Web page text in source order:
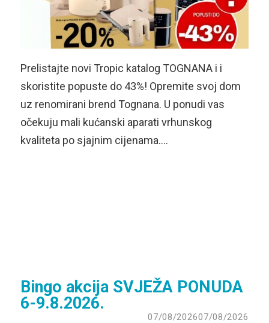
Prelistajte novi Tropic katalog TOGNANA i i
skoristite popuste do 43%! Opremite svoj dom
uz renomirani brend Tognana. U ponudi vas
očekuju mali kućanski aparati vrhunskog
kvaliteta po sjajnim cijenama….
Bingo akcija SVJEŽA PONUDA
6-9.8.2026.
07/08/202607/08/2026